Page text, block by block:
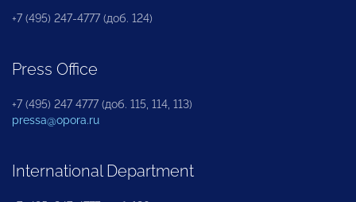
+7 (495) 247-4777 (доб. 124)
Press Office
+7 (495) 247 4777 (доб. 115, 114, 113)
pressa@opora.ru
International Department